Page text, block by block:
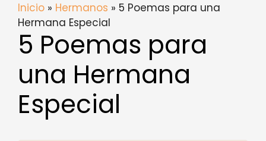
Inicio » Hermanos » 5 Poemas para una
Hermana Especial
5 Poemas para
una Hermana
Especial